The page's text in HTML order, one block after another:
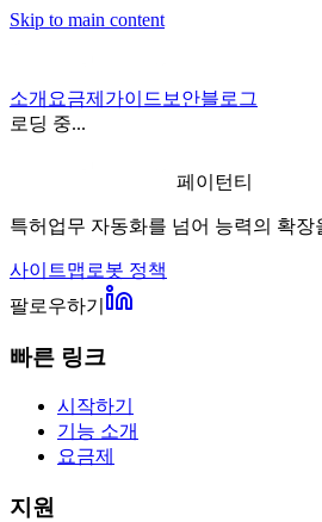
Skip to main content
소개 요금제 가이드 보안블로그
로딩 중...
페이턴티
특허업무 자동화를 넘어 능력의 확장
사이트맵 로봇 정책
팔로우하기
빠른 링크
시작하기
기능 소개
요금제
지원